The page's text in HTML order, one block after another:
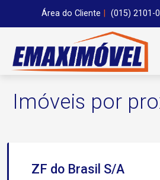
Área do Cliente (015) 2101-
Imóveis por
ZF do Brasil S/A